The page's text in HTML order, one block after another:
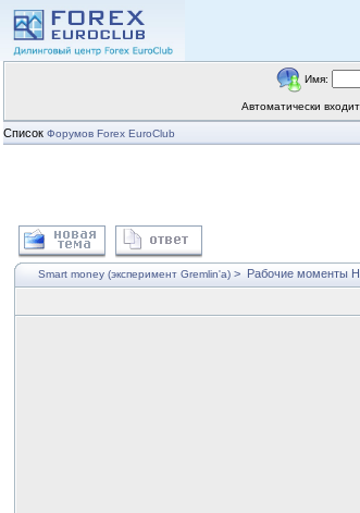
Имя:
Автоматически
Список Форумов Forex EuroClub
Smart money (эксперимент Gremlin'a) > Рабочие моменты